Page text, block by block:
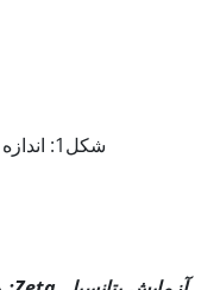
شکل1: اندازه نانوذره اکسید روی (ZnO)